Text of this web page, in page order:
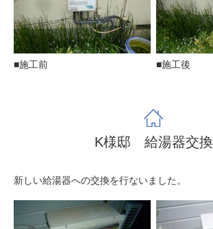
■施工前 ■施工後
K様邸 給湯器交換
新しい給湯器への交換を行ないました。